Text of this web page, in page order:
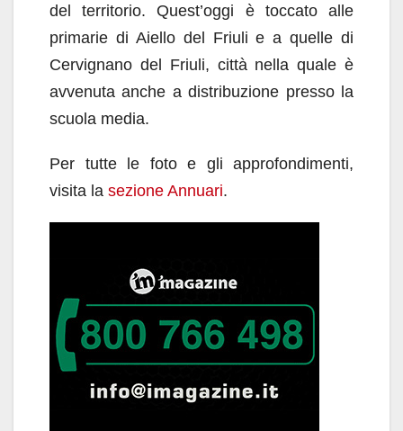
del territorio. Quest’oggi è toccato alle
primarie di Aiello del Friuli e a quelle di
Cervignano del Friuli, città nella quale è
avvenuta anche a distribuzione presso la
scuola media.
Per tutte le foto e gli approfondimenti,
visita la sezione Annuari.